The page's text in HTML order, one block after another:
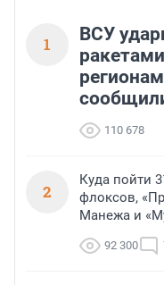
1
ВСУ
110 678
2
Куда пойти
флоксов,
Манежа и
92 300